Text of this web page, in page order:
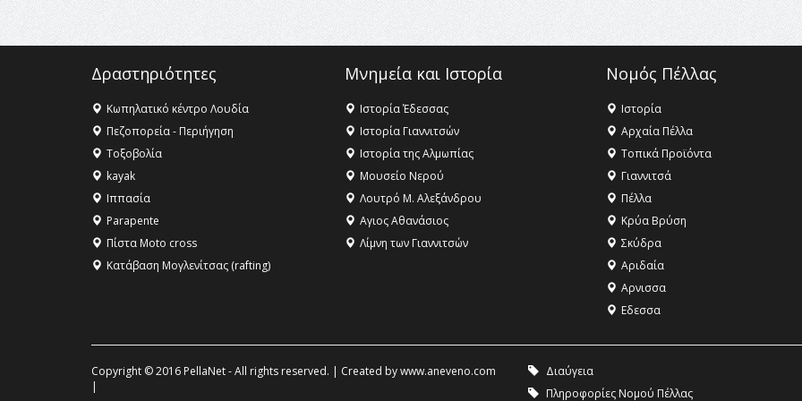
Δραστηριότητες
Κωπηλατικό κέντρο Λουδία
Πεζοπορεία - Περιήγηση
Τοξοβολία
kayak
Ιππασία
Parapente
Πίστα Moto cross
Κατάβαση Μογλενίτσας (rafting)
Μνημεία και Ιστορία
Ιστορία Έδεσσας
Ιστορία Γιαννιτσών
Ιστορία της Αλμωπίας
Μουσείο Νερού
Λουτρό Μ. Αλεξάνδρου
Αγιος Αθανάσιος
Λίμνη των Γιαννιτσών
Νομός Πέλλας
Ιστορία
Αρχαία Πέλλα
Τοπικά Προϊόντα
Γιαννιτσά
Πέλλα
Κρύα Βρύση
Σκύδρα
Αριδαία
Aρνισσα
Eδεσσα
Copyright © 2016 PellaNet - All rights reserved. | Created bywww.aneveno.com
|
Διαύγεια
Πληροφορίες Νομού Πέλλας